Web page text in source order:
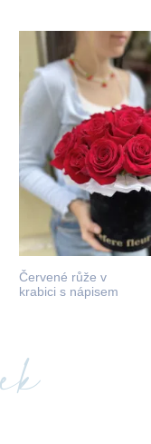
Červené růže v
krabici s nápisem